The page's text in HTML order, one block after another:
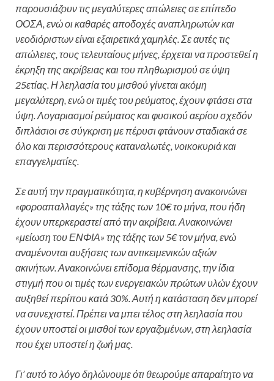
παρουσιάζουν τις μεγαλύτερες απώλειες σε επίπεδο
ΟΟΣΑ, ενώ οι καθαρές αποδοχές αναπληρωτών και
νεοδιόριστων είναι εξαιρετικά χαμηλές. Σε αυτές τις
απώλειες, τους τελευταίους μήνες, έρχεται να προστεθεί η
έκρηξη της ακρίβειας και του πληθωρισμού σε ύψη
25ετίας. Η λεηλασία του μισθού γίνεται ακόμη
μεγαλύτερη, ενώ οι τιμές του ρεύματος, έχουν φτάσει στα
ύψη. Λογαριασμοί ρεύματος και φυσικού αερίου σχεδόν
διπλάσιοι σε σύγκριση με πέρυσι φτάνουν σταδιακά σε
όλο και περισσότερους καταναλωτές, νοικοκυριά και
επαγγελματίες.
Σε αυτή την πραγματικότητα, η κυβέρνηση ανακοινώνει
«φοροαπαλλαγές» της τάξης των 10€ το μήνα, που ήδη
έχουν υπερκεραστεί από την ακρίβεια. Ανακοινώνει
«μείωση του ΕΝΦΙΑ» της τάξης των 5€ τον μήνα, ενώ
αναμένονται αυξήσεις των αντικειμενικών αξιών
ακινήτων. Ανακοινώνει επίδομα θέρμανσης, την ίδια
στιγμή που οι τιμές των ενεργειακών πρώτων υλών έχουν
αυξηθεί περίπου κατά 30%. Αυτή η κατάσταση δεν μπορεί
να συνεχιστεί. Πρέπει να μπει τέλος στη λεηλασία που
έχουν υποστεί οι μισθοί των εργαζομένων, στη λεηλασία
που έχει υποστεί η ζωή μας.
Γι’ αυτό το λόγο δηλώνουμε ότι θεωρούμε απαραίτητο να